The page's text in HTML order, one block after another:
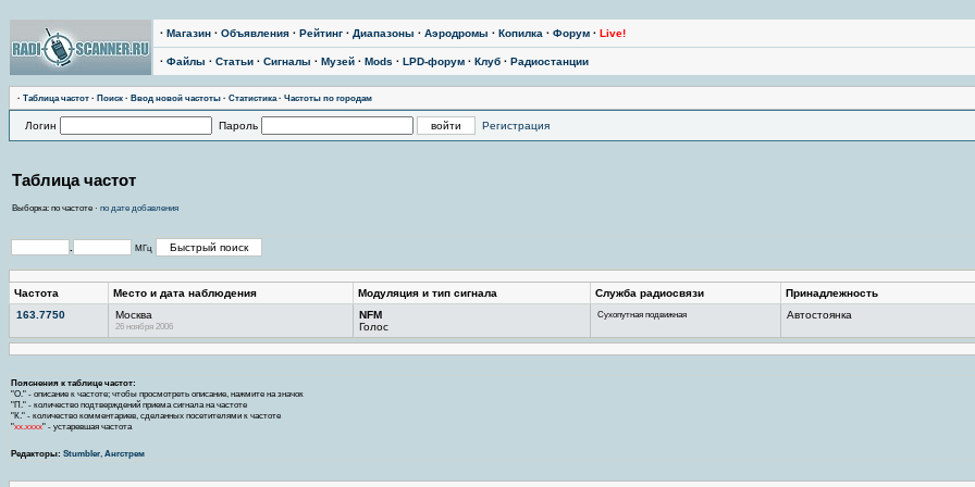
· Магазин · Объявления · Рейтинг · Диапазоны · Аэродромы · Копилка · Форум · Live!
· Файлы · Статьи · Сигналы · Музей · Mods · LPD-форум · Клуб · Радиостанции
· Тaблицa чaстoт · Поиск · Ввод новой частоты · Статистика· Частоты по городам
Логин Пароль Регистрация
Таблица частот
Выборка: по частоте · по дате добавления
МГц
Частота Место и дата наблюдения Модуляция и тип сигнала Служба радиосвязи Принадлежность
163.7750
Москва
26 ноября 2006
NFM
Голос
Сухопутная подвижная Автостоянка
Пояснения к таблице частот:
"О." - описание к частоте; чтобы просмотреть описание, нажмите на значок
"П." - количество подтверждений приема сигнала на частоте
"К." - количество комментариев, сделанных посетителями к частоте
"хх.хххх" - устаревшая частота
Редакторы: Stumbler, Ангстрем